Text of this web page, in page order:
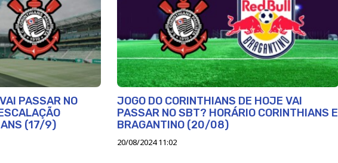
PASSAR NO
(17/9)
JOGO DO CORINTHIANS DE HOJE VAI
PASSAR NO SBT? HORÁRIO CORINTHIANS E
BRAGANTINO (20/08)
20/08/2024 11:02